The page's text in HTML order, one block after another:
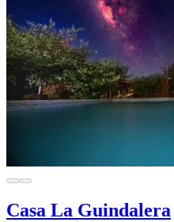
Casa La Guindalera